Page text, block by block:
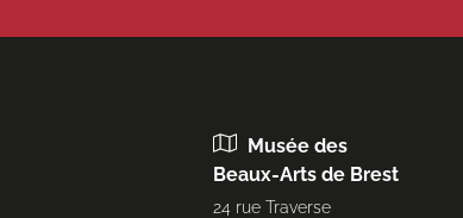
Musée des
Beaux-Arts de Brest
24 rue Traverse